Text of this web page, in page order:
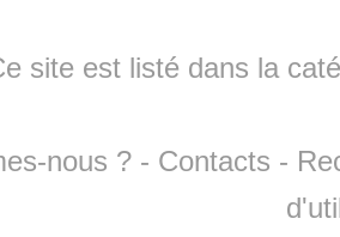
site est listé dans la
nous ? - Contacts -